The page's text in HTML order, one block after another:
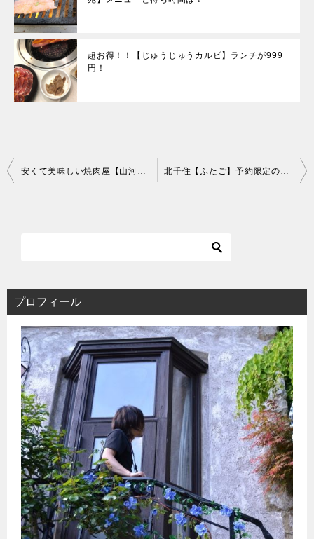
超お得！！【じゅうじゅうカルビ】ランチが999
円！
投
稿
ン
安くて美味しい焼肉屋【山河】西新井 北千住【ふたご】予約限定のはみ出るカルビが食べたい！
プロフィール